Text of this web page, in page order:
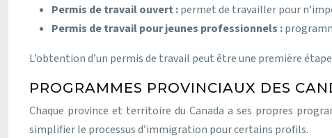
Permis de travail ouvert :permet de travailler pour
Permis de travail pour jeunes professionnels :
L’obtention d’un permis de travail peut être une première
PROGRAMMES PROVINCIAUX DES
Chaque province et territoire du Canada a ses propres
simplifier le processus d’immigration pour certains profils.